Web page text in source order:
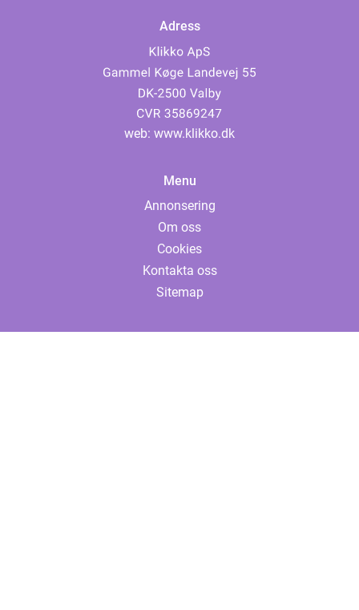
Adress
web: www.klikko.dk
Menu
Annonsering
Om oss
Cookies
Kontakta oss
Sitemap